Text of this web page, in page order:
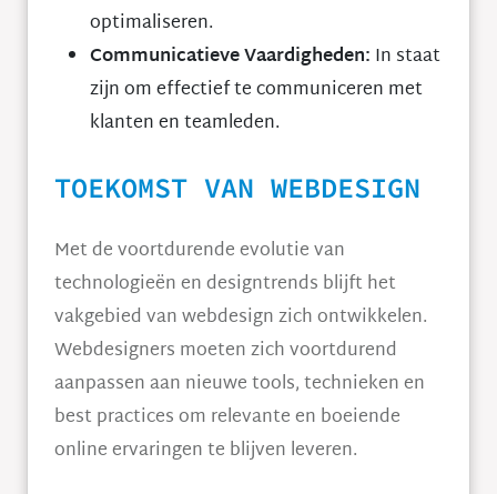
optimaliseren.
Communicatieve Vaardigheden: In staat
zijn om effectief te communiceren met
klanten en teamleden.
TOEKOMST VAN WEBDESIGN
Met de voortdurende evolutie van
technologieën en designtrends blijft het
vakgebied van webdesign zich ontwikkelen.
Webdesigners moeten zich voortdurend
aanpassen aan nieuwe tools, technieken en
best practices om relevante en boeiende
online ervaringen te blijven leveren.